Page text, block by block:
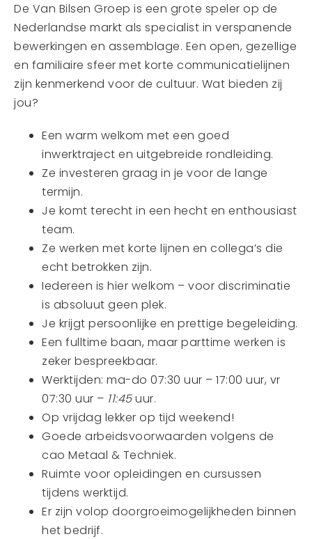
De Van Bilsen Groep is een grote speler op de
Nederlandse markt als specialist in verspanende
bewerkingen en assemblage. Een open, gezellige
en familiaire sfeer met korte communicatielijnen
zijn kenmerkend voor de cultuur. Wat bieden zij
jou?
Een warm welkom met een goed
inwerktraject en uitgebreide rondleiding.
Ze investeren graag in je voor de lange
termijn.
Je komt terecht in een hecht en enthousiast
team.
Ze werken met korte lijnen en collega’s die
echt betrokken zijn.
Iedereen is hier welkom – voor discriminatie
is absoluut geen plek.
Je krijgt persoonlijke en prettige begeleiding.
Een fulltime baan, maar parttime werken is
zeker bespreekbaar.
Werktijden: ma-do 07:30 uur – 17:00 uur, vr
07:30 uur – 11:45uur.
Op vrijdag lekker op tijd weekend!
Goede arbeidsvoorwaarden volgens de
cao Metaal & Techniek.
Ruimte voor opleidingen en cursussen
tijdens werktijd.
Er zijn volop doorgroeimogelijkheden binnen
het bedrijf.